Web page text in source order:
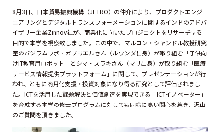
8月3日、日本貿易振興機構（JETRO）の仲介により、プロダクトエンジ
ニアリングとデジタルトランスフォーメーションに関するインドのアドバ
イザリー企業Zinnov社が、商業化に向いたプロジェクトをリサーチする
目的で本学を視察致しました。この中で、マルコン・シャンドル教授研究
室のバジラムワボ・ガブリエルさん（ルワンダ出身）が取り組む「子供向
けIT教育用ロボット」とシマ・スラキさん（マリ出身）が取り組む「医療
サービス情報提供プラットフォーム」に関して、プレゼンテーションが行
われ、ともに商用化支援・投資対象になり得る研究として評価されまし
た。ICTを活用した課題解決と価値創造を実現できる「ICTイノベーター」
を育成する本学の修士プログラムに対しても同様に高い関心を惹き、沢山
のご質問を頂きました。